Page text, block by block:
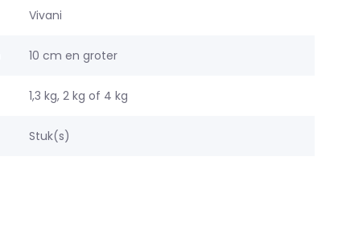
Vivani
10 cm en groter
1,3 kg, 2 kg of 4 kg
Stuk(s)